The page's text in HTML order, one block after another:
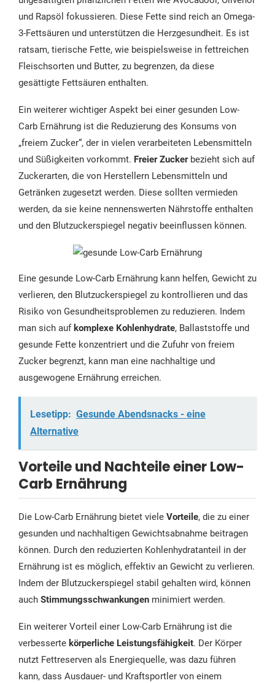
und Rapsöl fokussieren. Diese Fette sind reich an Omega-
3-Fettsäuren und unterstützen die Herzgesundheit. Es ist
ratsam, tierische Fette, wie beispielsweise in fettreichen
Fleischsorten und Butter, zu begrenzen, da diese
gesättigte Fettsäuren enthalten.
Ein weiterer wichtiger Aspekt bei einer gesunden Low-
Carb Ernährung ist die Reduzierung des Konsums von
„freiem Zucker“, der in vielen verarbeiteten Lebensmitteln
und Süßigkeiten vorkommt. Freier Zuckerbezieht sich auf
Zuckerarten, die von Herstellern Lebensmitteln und
Getränken zugesetzt werden. Diese sollten vermieden
werden, da sie keine nennenswerten Nährstoffe enthalten
und den Blutzuckerspiegel negativ beeinflussen können.
Eine gesunde Low-Carb Ernährung kann helfen, Gewicht zu
verlieren, den Blutzuckerspiegel zu kontrollieren und das
Risiko von Gesundheitsproblemen zu reduzieren. Indem
man sich auf komplexe Kohlenhydrate, Ballaststoffe und
gesunde Fette konzentriert und die Zufuhr von freiem
Zucker begrenzt, kann man eine nachhaltige und
ausgewogene Ernährung erreichen.
Lesetipp: Gesunde Abendsnacks - eine
Alternative
Vorteile und Nachteile einer Low-
Carb Ernährung
Die Low-Carb Ernährung bietet viele Vorteile, die zu einer
gesunden und nachhaltigen Gewichtsabnahme beitragen
können. Durch den reduzierten Kohlenhydratanteil in der
Ernährung ist es möglich, effektiv an Gewicht zu verlieren.
Indem der Blutzuckerspiegel stabil gehalten wird, können
auch Stimmungsschwankungen minimiert werden.
Ein weiterer Vorteil einer Low-Carb Ernährung ist die
verbesserte körperliche Leistungsfähigkeit. Der Körper
nutzt Fettreserven als Energiequelle, was dazu führen
kann, dass Ausdauer- und Kraftsportler von einem